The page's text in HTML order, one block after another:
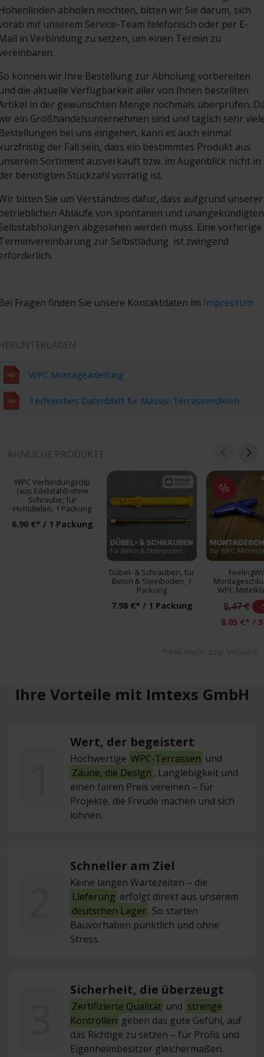
abholen möchten, bitten wir Sie darum, sich
mit unserem Service-Team telefonisch oder per E-
in Verbindung zu setzen, um einen Termin zu
können wir Ihre Bestellung zur Abholung vorbereiten
die aktuelle Verfügbarkeit aller von Ihnen bestellten
in der gewünschten Menge nochmals überprüfen.
ein Großhandelsunternehmen sind und täglich sehr
bei uns eingehen, kann es auch einmal
der Fall sein, dass ein bestimmtes Produkt aus
Sortiment ausverkauft bzw. im Augenblick nicht in
benötigten Stückzahl vorrätig ist.
bitten Sie um Verständnis dafür, dass aufgrund unserer
Abläufe von spontanen und unangekündigten
abgesehen werden muss. Eine vorherige
zur Selbstladung ist zwingend
Fragen finden Sie unsere Kontaktdaten im Impressum
WPC Montageanleitung
Technisches Datenblatt für Massiv-Terrassendielen
WPC Verbindungsclip
(aus Edelstahl) ohne
Schraube, für
Hohldielen, 1 Packung
6.90 €* / 1 Packung
Dübel- & Schrauben, für
Beton & Steinboden, 1
Packung
7.98 €* / 1 Packung
%
WPC
8,47 € -
8.05 €* /
* inkl. MwSt., zzgl. Versand
Ihre Vorteile mit Imtexs GmbH
Wert, der begeistert
Hochwertige WPC-Terrassen und
Zäune, die Design , Langlebigkeit und
einen fairen Preis vereinen – für
Projekte, die Freude machen und sich
lohnen.
Schneller am Ziel
Keine langen Wartezeiten – die
Lieferung erfolgt direkt aus unserem
deutschen Lager. So starten
Bauvorhaben pünktlich und ohne
Stress.
Sicherheit, die überzeugt
Zertifizierte Qualität und strenge
Kontrollen geben das gute Gefühl, auf
das Richtige zu setzen – für Profis und
Eigenheimbesitzer gleichermaßen.